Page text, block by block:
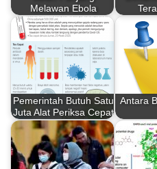
Melawan Ebola
Pemerintah Butuh Satu
Juta Alat Periksa Cepat
Antara